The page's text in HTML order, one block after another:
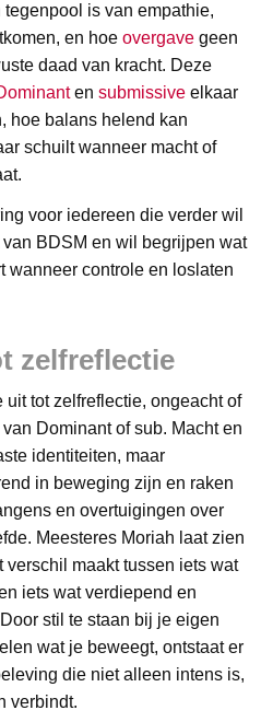
is van empathie,
en hoe overgave geen
daad van kracht. Deze
en submissive elkaar
hoe balans helend kan
schuilt wanneer macht of
voor iedereen die verder wil
BDSM en wil begrijpen wat
wanneer controle en loslaten
zelfreflectie
tot zelfreflectie, ongeacht of
Dominant of sub. Macht en
identiteiten, maar
in beweging zijn en raken
en overtuigingen over
Meesteres Moriah laat zien
verschil maakt tussen iets wat
iets wat verdiepend en
stil te staan bij je eigen
wat je beweegt, ontstaat er
die niet alleen intens is,
verbindt.